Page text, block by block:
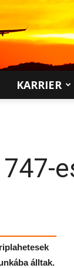
KARRIER
álltak.